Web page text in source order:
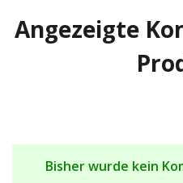
Angezeigte
Bisher wurde kein